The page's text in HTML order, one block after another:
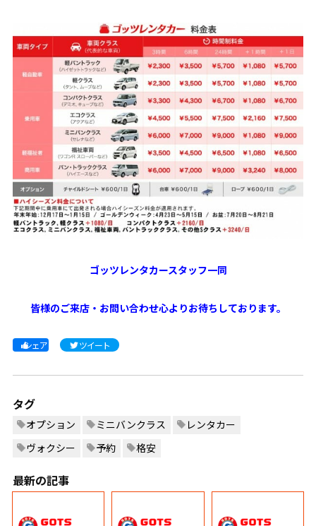
ゴッツレンタカースタッフ一同
皆様のご来店・お問い合わせ心よりお待ちしております。
シェア ツイート
タグ
オプション ミニバンクラス
レンタカー
ヴォクシー
予約 格安
最新の記事